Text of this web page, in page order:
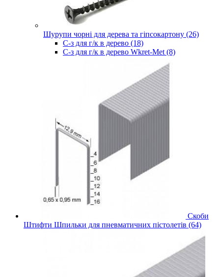
Шурупи чорні для дерева та гіпсокартону (26)
С-з для г/к в дерево (18)
С-з для г/к в дерево Wkret-Met (8)
Скоби
Штифти Шпильки для пневматичних пістолетів (64)